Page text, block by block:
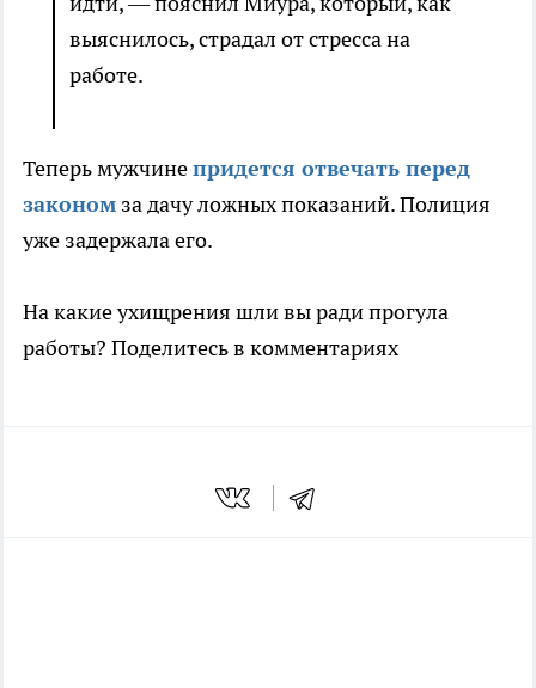
выяснилось, страдал от стресса на
работе.
Теперь мужчинепридется отвечать перед
законом за дачу ложных показаний. Полиция
уже задержала его.
На какие ухищрения шли вы ради прогула
работы? Поделитесь в комментариях